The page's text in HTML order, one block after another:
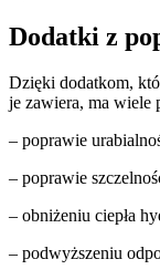
Dodatki z
Dzięki dodatkom,
je zawiera, ma wiele
– poprawie
– poprawie
– obniżeniu ciepła
– podwyższeniu